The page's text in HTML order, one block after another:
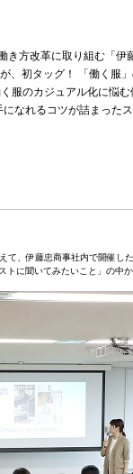
方改革に取り組む「伊
、初タッグ！ 「働く服
服のカジュアル化に悩
なれるコツが詰まった
て、伊藤忠商事社内で開催
に聞いてみたいこと」の中